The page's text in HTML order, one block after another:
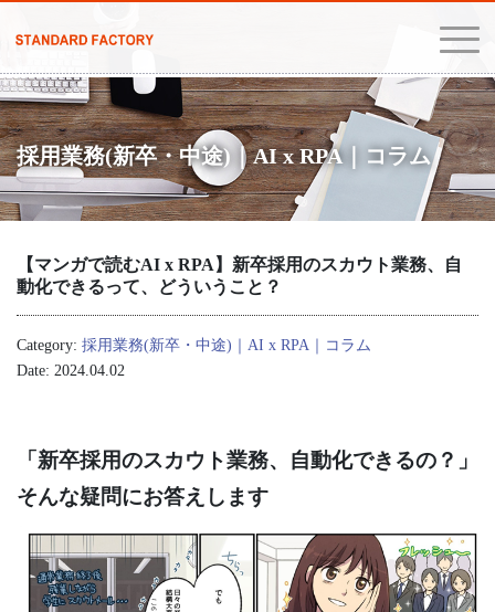
採用業務(新卒・中途)｜AI x RPA｜コラム
【マンガで読むAI x RPA】新卒採用のスカウト業務、自
動化できるって、どういうこと？
Category: 採用業務(新卒・中途)｜AI x RPA｜コラム
Date: 2024.04.02
「 新卒採用のスカウト業務、自動化できるの？ 」
そんな疑問にお答えします